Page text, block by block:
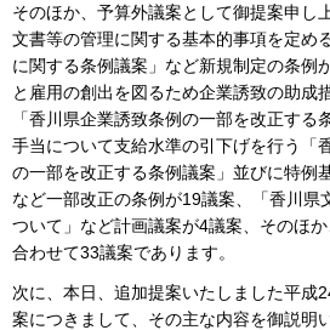
そのほか、予算外議案として御提案申し
文書等の管理に関する基本的事項を定め
に関する条例議案」など新規制定の条例
と雇用の創出を図るため企業誘致の助成
「香川県企業誘致条例の一部を改正する
手当について支給水準の引下げを行う「
の一部を改正する条例議案」並びに特例
など一部改正の条例が19議案、「香川県
ついて」など計画議案が4議案、そのほか
合わせて33議案であります。
次に、本日、追加提案いたしました平成
案につきまして、その主な内容を御説明